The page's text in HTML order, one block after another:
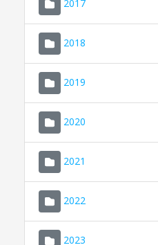
2017
2018
2019
2020
2021
2022
2023